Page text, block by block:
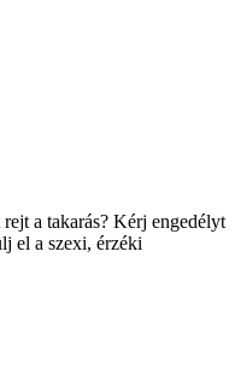
a takarás? Kérj engedélyt
el a szexi, érzéki